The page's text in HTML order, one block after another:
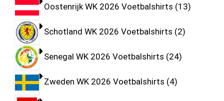
Oostenrijk WK 2026 Voetbalshirts 13
Schotland WK 2026 Voetbalshirts 2
Senegal WK 2026 Voetbalshirts 24
Zweden WK 2026 Voetbalshirts 4